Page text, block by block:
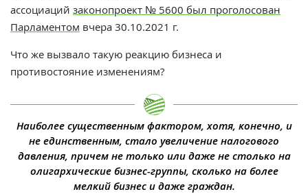
ассоциаций законопроект № 5600 был проголосован
Парламентом вчера 30.10.2021 г.
Что же вызвало такую реакцию бизнеса и
противостояние изменениям?
Наиболее существенным фактором, хотя, конечно, и
не единственным, стало увеличение налогового
давления, причем не только или даже не столько на
олигархические бизнес-группы, сколько на более
мелкий бизнес и даже граждан.